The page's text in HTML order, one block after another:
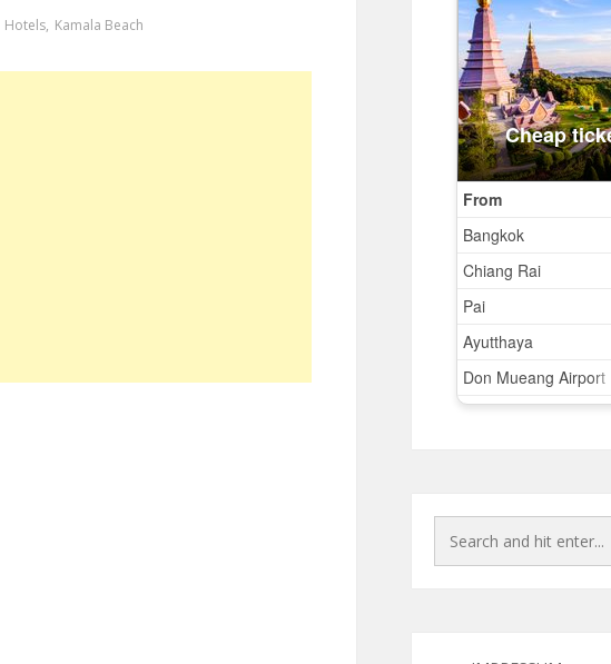
Hotels, Kamala Beach